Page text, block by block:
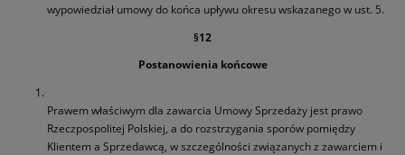
wypowiedział umowy do końca upływu okresu wskazanego w ust. 5.
§12
Postanowienia końcowe
Prawem właściwym dla zawarcia Umowy Sprzedaży jest prawo
Rzeczpospolitej Polskiej, a do rozstrzygania sporów pomiędzy
Klientem a Sprzedawcą, w szczególności związanych z zawarciem i